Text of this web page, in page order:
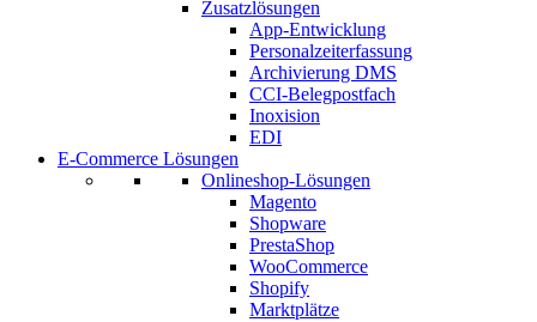
Zusatzlösungen
App-Entwicklung
Personalzeiterfassung
Archivierung DMS
CCI-Belegpostfach
Inoxision
EDI
E-Commerce Lösungen
Onlineshop-Lösungen
Magento
Shopware
PrestaShop
WooCommerce
Shopify
Marktplätze